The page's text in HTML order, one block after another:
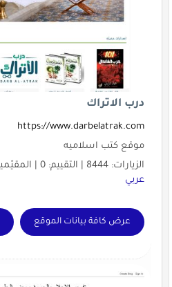
درب الاتراك
https://www.darbelatrak.com
موقع كتب اسلاميه
الزيارات: 8444 | التقييم: 0 | المقيّمين: 0 | الدولة:
عربي
عرض كافة بيانات الموقع